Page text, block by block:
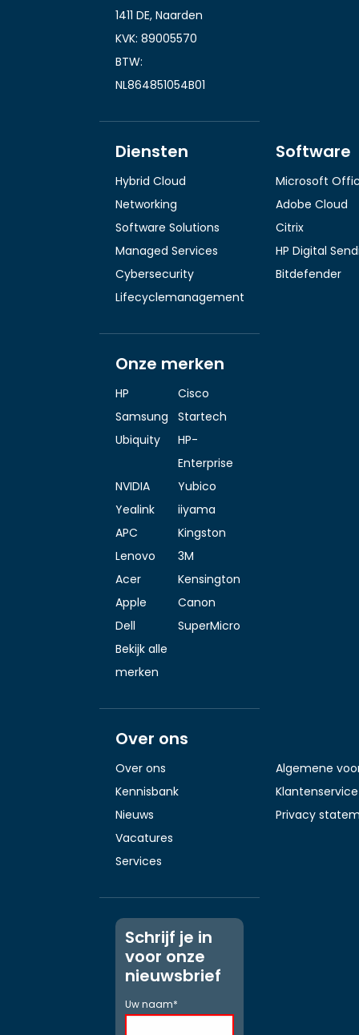
1411 DE, Naarden
KVK: 89005570
BTW:
NL864851054B01
Diensten
Hybrid Cloud
Networking
Software Solutions
Managed Services
Cybersecurity
Lifecyclemanagement
Software
Microsoft
Adobe Cloud
Citrix
HP Digital
Bitdefender
Onze merken
HP
Cisco
Samsung
Startech
Ubiquity
HP-
Enterprise
NVIDIA
Yubico
Yealink
iiyama
APC
Kingston
Lenovo
3M
Acer
Kensington
Apple
Canon
Dell
SuperMicro
Bekijk alle
merken
Over ons
Over ons
Kennisbank
Nieuws
Vacatures
Services
Algemene
Klantenservice
Privacy
Schrijf je in
voor onze
nieuwsbrief
Uw naam